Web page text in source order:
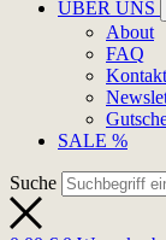
ÜBER UNS
About
FAQ
Kontakt
SALE %
Suche